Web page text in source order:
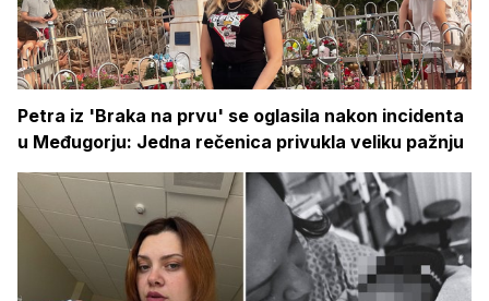
Petra iz 'Braka na prvu' se oglasila nakon incidenta
u Međugorju: Jedna rečenica privukla veliku pažnju